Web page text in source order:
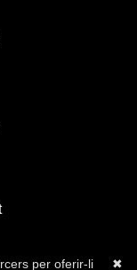
✖
per oferir-li